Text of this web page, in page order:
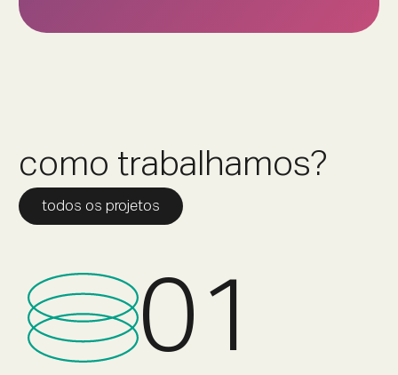
como trabalhamos?
todos os projetos
01